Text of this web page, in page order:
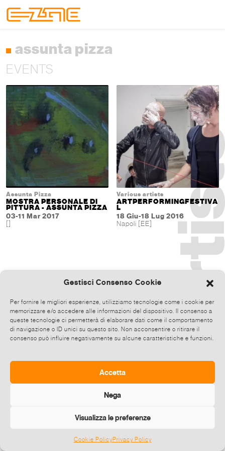
Gestisci Consenso Cookie
Per fornire le migliori esperienze, utilizziamo tecnologie come i cookie per
memorizzare e/o accedere alle informazioni del dispositivo. Il consenso a
queste tecnologie ci permetterà di elaborare dati come il comportamento
di navigazione o ID unici su questo sito. Non acconsentire o ritirare il
consenso può influire negativamente su alcune caratteristiche e funzioni.
Accetta
Nega
Visualizza le preferenze
Cookie PolicyPrivacy Policy
assunta pizza
EVENTS
Assunta Pizza
MOSTRA PERSONALE DI
PITTURA - ASSUNTA PIZZA
03-11 Mar 2017
[]
Various artists
ARTPERFORMINGFESTIVA
L
18 Giu-18 Lug 2016
Napoli [EE]
©2026 E-zine